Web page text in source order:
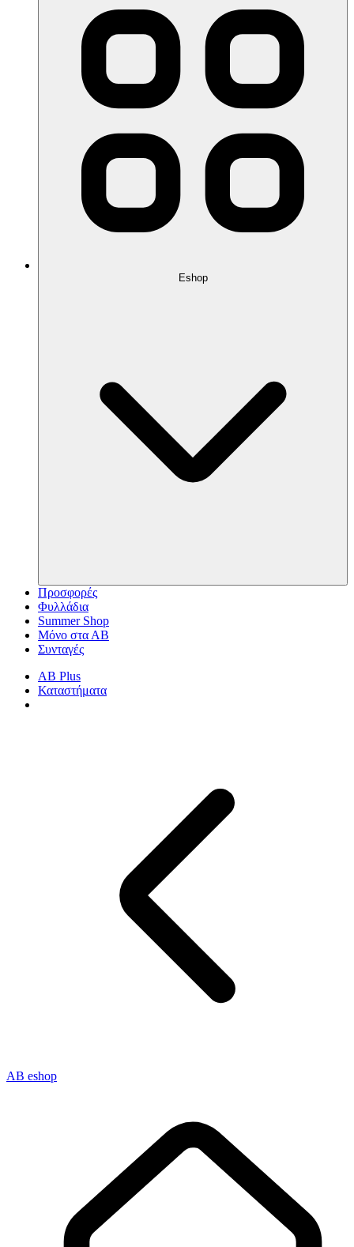
Eshop
Προσφορές
Φυλλάδια
Summer Shop
Μόνο στα ΑΒ
Συνταγές
AB Plus
Καταστήματα
AB eshop